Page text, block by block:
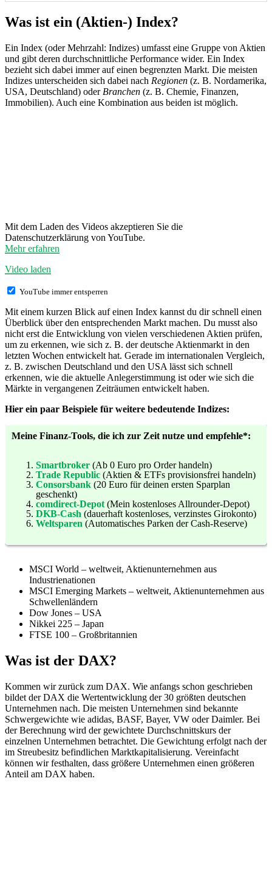
Was ist ein (Aktien-) Index?
Ein Index (oder Mehrzahl: Indizes) umfasst eine Gruppe von Aktien
und gibt deren durchschnittliche Performance wider. Ein Index
bezieht sich dabei immer auf einen begrenzten Markt. Die meisten
Indizes unterscheiden sich dabei nach Regionen (z. B. Nordamerika,
USA, Deutschland) oder Branchen (z. B. Chemie, Finanzen,
Immobilien). Auch eine Kombination aus beiden ist möglich.
Mit dem Laden des Videos akzeptieren Sie die
Datenschutzerklärung von YouTube.
Mehr erfahren
Video laden
YouTube immer entsperren
Mit einem kurzen Blick auf einen Index kannst du dir schnell einen
Überblick über den entsprechenden Markt machen. Du musst also
nicht erst die Entwicklung von vielen verschiedenen Aktien prüfen,
um zu erkennen, wie sich z. B. der deutsche Aktienmarkt in den
letzten Wochen entwickelt hat. Gerade im internationalen Vergleich,
z. B. zwischen Deutschland und den USA lässt sich schnell
erkennen, wie die aktuelle Anlegerstimmung ist oder wie sich die
Märkte in vergangenen Zeiträumen entwickelt haben.
Hier ein paar Beispiele für weitere bedeutende Indizes:
Meine Finanz-Tools, die ich zur Zeit nutze und empfehle*:
Smartbroker (Ab 0 Euro pro Order handeln)
Trade Republic (Aktien & ETFs provisionsfrei handeln)
Consorsbank (20 Euro für deinen ersten Sparplan
geschenkt)
comdirect-Depot (Mein kostenloses Allrounder-Depot)
DKB-Cash (dauerhaft kostenloses, verzinstes Girokonto)
Weltsparen (Automatisches Parken der Cash-Reserve)
MSCI World – weltweit, Aktienunternehmen aus
Industrienationen
MSCI Emerging Markets – weltweit, Aktienunternehmen aus
Schwellenländern
Dow Jones – USA
Nikkei 225 – Japan
FTSE 100 – Großbritannien
Was ist der DAX?
Kommen wir zurück zum DAX. Wie anfangs schon geschrieben
bildet der DAX die Wertentwicklung der 30 größten deutschen
Unternehmen nach. Die meisten Unternehmen sind bekannte
Schwergewichte wie adidas, BASF, Bayer, VW oder Daimler. Bei
der Berechnung wird der gewichtete Durchschnittskurs der
einzelnen Unternehmen betrachtet. Die Gewichtung erfolgt nach der
im Streubesitz befindlichen Marktkapitalisierung. Vereinfacht
können wir festhalten, dass größere Unternehmen einen größeren
Anteil am DAX haben.